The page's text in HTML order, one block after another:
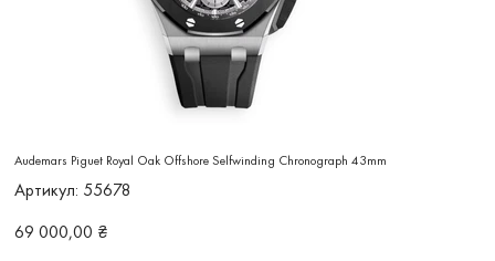
Audemars Piguet Royal Oak Offshore Selfwinding Chronograph 43mm
Артикул:
Артикул
55678
55678
Ціна
69 000,00 ₴